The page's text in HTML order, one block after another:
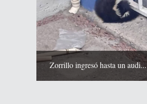
Zorrillo ingresó hasta un audi...